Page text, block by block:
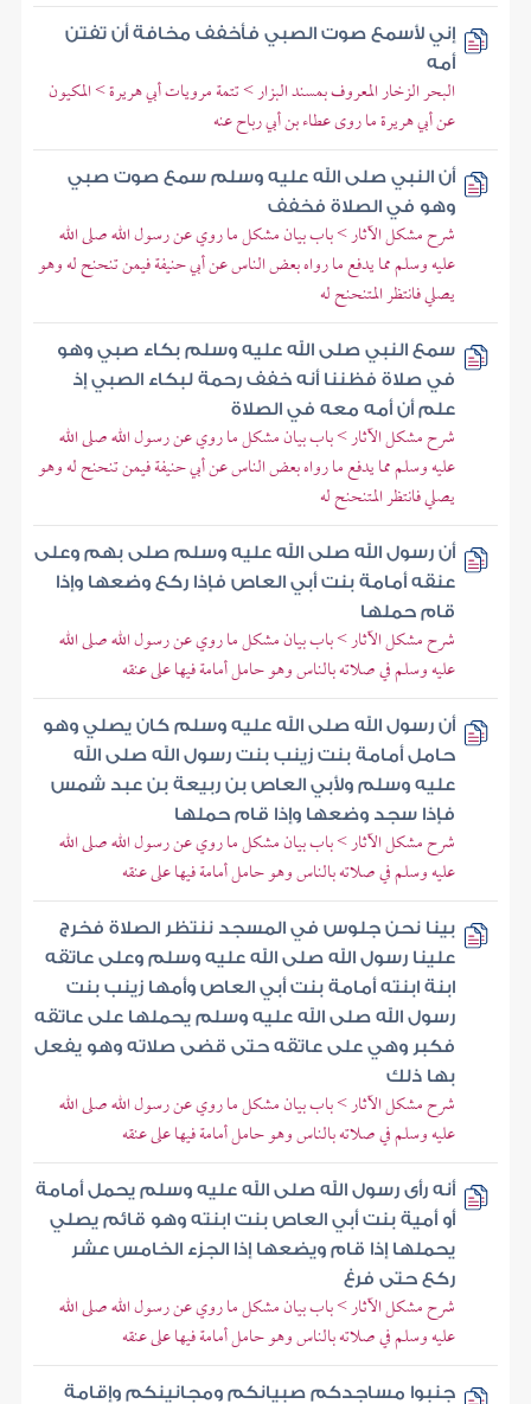
إني لأسمع صوت الصبي فأخفف مخافة أن تفتن
أمه
البحر الزخار المعروف بمسند البزار > تتمة مرويات أبي هريرة > المكيون
عن أبي هريرة ما روى عطاء بن أبي رباح عنه
أن النبي صلى الله عليه وسلم سمع صوت صبي
وهو في الصلاة فخفف
شرح مشكل الآثار > باب بيان مشكل ما روي عن رسول الله صلى الله
عليه وسلم مما يدفع ما رواه بعض الناس عن أبي حنيفة فيمن تنحنح له وهو
يصلي فانتظر المتنحنح له
سمع النبي صلى الله عليه وسلم بكاء صبي وهو
في صلاة فظننا أنه خفف رحمة لبكاء الصبي إذ
علم أن أمه معه في الصلاة
شرح مشكل الآثار > باب بيان مشكل ما روي عن رسول الله صلى الله
عليه وسلم مما يدفع ما رواه بعض الناس عن أبي حنيفة فيمن تنحنح له وهو
يصلي فانتظر المتنحنح له
أن رسول الله صلى الله عليه وسلم صلى بهم وعلى
عنقه أمامة بنت أبي العاص فإذا ركع وضعها وإذا
قام حملها
شرح مشكل الآثار > باب بيان مشكل ما روي عن رسول الله صلى الله
عليه وسلم في صلاته بالناس وهو حامل أمامة فيها على عنقه
أن رسول الله صلى الله عليه وسلم كان يصلي وهو
حامل أمامة بنت زينب بنت رسول الله صلى الله
عليه وسلم ولأبي العاص بن ربيعة بن عبد شمس
فإذا سجد وضعها وإذا قام حملها
شرح مشكل الآثار > باب بيان مشكل ما روي عن رسول الله صلى الله
عليه وسلم في صلاته بالناس وهو حامل أمامة فيها على عنقه
بينا نحن جلوس في المسجد ننتظر الصلاة فخرج
علينا رسول الله صلى الله عليه وسلم وعلى عاتقه
ابنة ابنته أمامة بنت أبي العاص وأمها زينب بنت
رسول الله صلى الله عليه وسلم يحملها على عاتقه
فكبر وهي على عاتقه حتى قضى صلاته وهو يفعل
بها ذلك
شرح مشكل الآثار > باب بيان مشكل ما روي عن رسول الله صلى الله
عليه وسلم في صلاته بالناس وهو حامل أمامة فيها على عنقه
أنه رأى رسول الله صلى الله عليه وسلم يحمل أمامة
أو أمية بنت أبي العاص بنت ابنته وهو قائم يصلي
يحملها إذا قام ويضعها إذا الجزء الخامس عشر
ركع حتى فرغ
شرح مشكل الآثار > باب بيان مشكل ما روي عن رسول الله صلى الله
عليه وسلم في صلاته بالناس وهو حامل أمامة فيها على عنقه
جنبوا مساجدكم صبيانكم ومجانينكم وإقامة